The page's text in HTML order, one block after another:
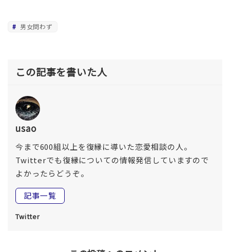
男女問わず
この記事を書いた人
usao
今まで600組以上を復縁に導いた恋愛相談の人。
Twitterでも復縁についての情報発信していますので
よかったらどうぞ。
記事一覧
Twitter